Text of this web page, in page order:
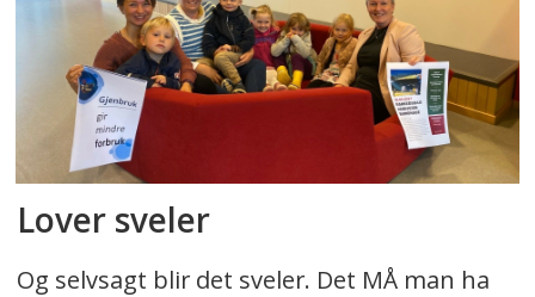
Lover sveler
Og selvsagt blir det sveler. Det MÅ man ha